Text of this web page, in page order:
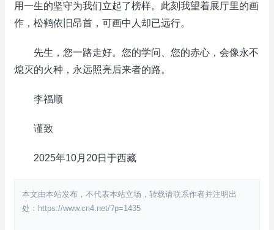
用一生的坚守为我们立起了榜样。此刻我望着展厅里的画
作，松鹤依旧昂首，可画中人却已远行。
先生，您一路走好。您的学问、您的赤心，会像永不
熄灭的火种，永远照亮后来者的路。
李福顺
谨致
2025年10月20日于西藏
本文由本站发布，不代表本站立场，转载请联系作者并注明出
处：https://www.cn4.net/?p=1435